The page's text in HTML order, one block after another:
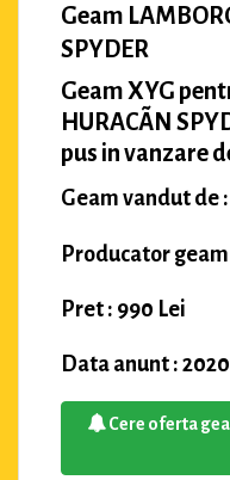
Geam
SPYDER
Geam XYG
HURACÃN
pus in vanzare
Geam vandut de :
Producator geam
Pret : 990 Lei
Data anunt :
Cere oferta